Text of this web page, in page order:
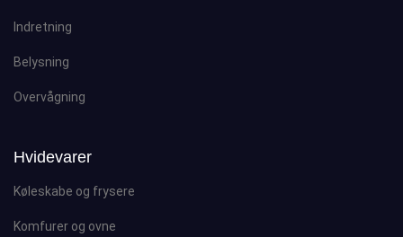
Indretning
Belysning
Overvågning
Hvidevarer
Køleskabe og frysere
Komfurer og ovne